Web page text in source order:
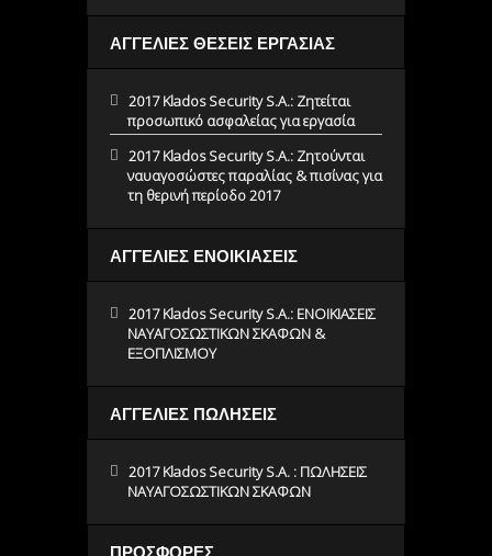
ΑΓΓΕΛΙΕΣ ΘΕΣΕΙΣ ΕΡΓΑΣΙΑΣ
2017 Klados Security S.A.: Ζητείται
προσωπικό ασφαλείας για εργασία
2017 Klados Security S.A.: Ζητούνται
ναυαγοσώστες παραλίας & πισίνας για
τη θερινή περίοδο 2017
ΑΓΓΕΛΙΕΣ ΕΝΟΙΚΙΑΣΕΙΣ
2017 Klados Security S.A.: ΕΝΟΙΚΙΑΣΕΙΣ
ΝΑΥΑΓΟΣΩΣΤΙΚΩΝ ΣΚΑΦΩΝ &
ΕΞΟΠΛΙΣΜΟΥ
ΑΓΓΕΛΙΕΣ ΠΩΛΗΣΕΙΣ
2017 Klados Security S.A. : ΠΩΛΗΣΕΙΣ
ΝΑΥΑΓΟΣΩΣΤΙΚΩΝ ΣΚΑΦΩΝ
ΠΡΟΣΦΟΡΕΣ